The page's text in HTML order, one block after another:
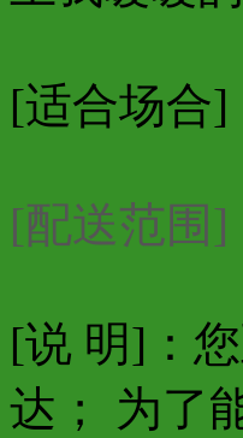
[适合场合]
[配送范围]
[说 明]：
达； 为了